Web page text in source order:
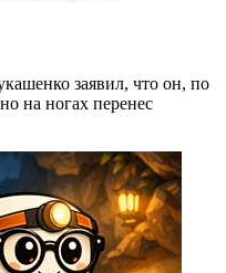
заявил, что он, по
на ногах перенес